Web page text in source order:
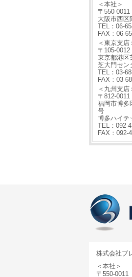
＜本社＞
〒550-0011
大阪市西区
TEL：06-
FAX：06-
＜東京支店
〒105-0012
東京都港区
芝大門セン
TEL：03-
FAX：03-
＜九州支店
〒812-0011
福岡市博多
号
博多ハイテ
TEL：092-
FAX：092-
株式会社ブ
＜本社＞
〒550-